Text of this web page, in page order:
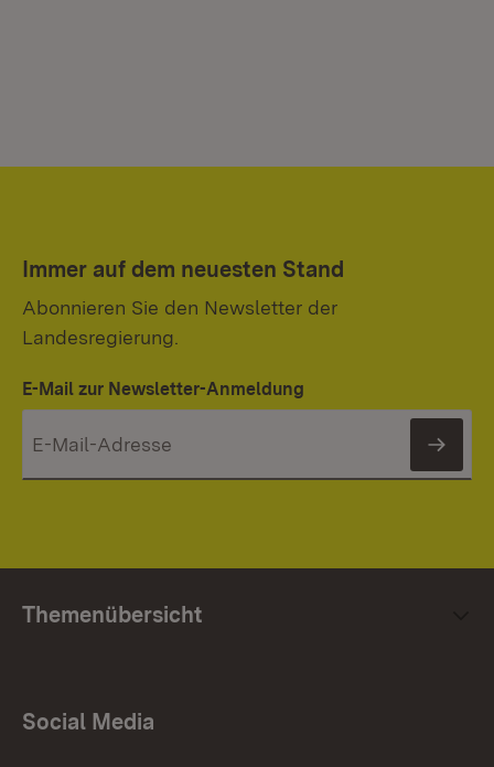
Immer auf dem neuesten Stand
Abonnieren Sie den Newsletter der
Landesregierung.
E-Mail zur Newsletter-Anmeldung
Themenübersicht
Social Media